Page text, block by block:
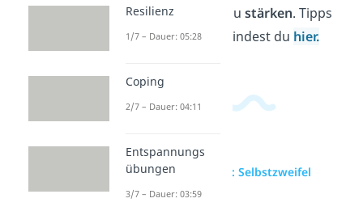
Selbstbewusstsein
zu stärken. Tipps
und Übungen dazu findest du hier.
zur Videoseite: Selbstzweifel
Resilienz
1/7 – Dauer: 05:28
Coping
2/7 – Dauer: 04:11
Entspannungs
übungen
3/7 – Dauer: 03:59